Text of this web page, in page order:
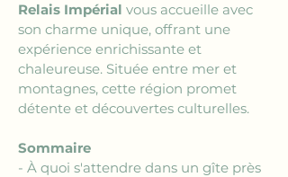
Relais Impérial vous accueille avec
son charme unique, offrant une
expérience enrichissante et
chaleureuse. Située entre mer et
montagnes, cette région promet
détente et découvertes culturelles.
Sommaire
- À quoi s'attendre dans un gîte près